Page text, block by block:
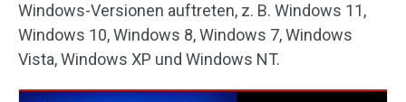
Windows-Versionen auftreten, z. B. Windows 11,
Windows 10, Windows 8, Windows 7, Windows
Vista, Windows XP und Windows NT.